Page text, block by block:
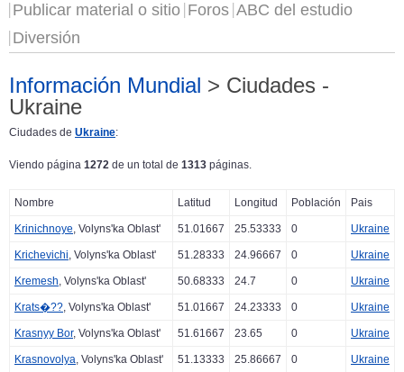
Publicar material o sitio Foros ABC del estudio
Diversión
Información Mundial > Ciudades -
Ukraine
Ciudades de Ukraine:
Viendo página 1272 de un total de 1313 páginas.
Nombre Latitud Longitud Población Pais
Krinichnoye, Volyns'ka Oblast' 51.01667 25.53333 0 Ukraine
Krichevichi, Volyns'ka Oblast' 51.28333 24.96667 0 Ukraine
Kremesh, Volyns'ka Oblast' 50.68333 24.7 0 Ukraine
Krats�??, Volyns'ka Oblast' 51.01667 24.23333 0 Ukraine
Krasnyy Bor, Volyns'ka Oblast' 51.61667 23.65 0 Ukraine
Krasnovolya, Volyns'ka Oblast' 51.13333 25.86667 0 Ukraine